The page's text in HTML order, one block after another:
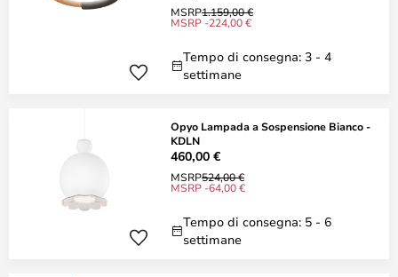
MSRP1.159,00 €
MSRP -224,00 €
Tempo di consegna: 3 - 4
settimane
Opyo Lampada a Sospensione Bianco -
KDLN
460,00 €
MSRP524,00 €
MSRP -64,00 €
Tempo di consegna: 5 - 6
settimane